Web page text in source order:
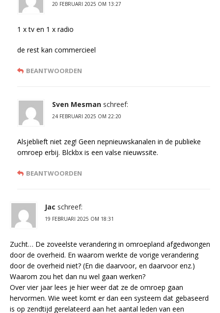
20 FEBRUARI 2025 OM 13:27
1 x tv en 1 x radio
de rest kan commercieel
BEANTWOORDEN
Sven Mesman schreef:
24 FEBRUARI 2025 OM 22:20
Alsjeblieft niet zeg! Geen nepnieuwskanalen in de publieke
omroep erbij. Blckbx is een valse nieuwssite.
BEANTWOORDEN
Jac schreef:
19 FEBRUARI 2025 OM 18:31
Zucht… De zoveelste verandering in omroepland afgedwongen
door de overheid. En waarom werkte de vorige verandering
door de overheid niet? (En die daarvoor, en daarvoor enz.)
Waarom zou het dan nu wel gaan werken?
Over vier jaar lees je hier weer dat ze de omroep gaan
hervormen. Wie weet komt er dan een systeem dat gebaseerd
is op zendtijd gerelateerd aan het aantal leden van een